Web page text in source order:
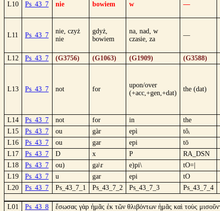
L10 Ps_43_7 nie bowiem w —
L11 Ps_43_7
nie, czyż
nie
gdyż,
bowiem
na, nad, w
czasie, za
—
L12 Ps_43_7 (G3756) (G1063) (G1909) (G3588)
L13 Ps_43_7 not for
upon/over
(+acc,+gen,+dat)
the (dat)
L14 Ps_43_7 not for in
the
L15
Ps_43_7 ou gàr epì
tôᵢ
L16
Ps_43_7 ou gar epi
tō
L17
Ps_43_7 D x P
RA_DSN
L18
Ps_43_7 ou) ga\r e)pi\
tO=|
L19
Ps_43_7 u gar epi
tO
L20
Ps_43_7 Ps_43_7_1 Ps_43_7_2 Ps_43_7_3 Ps_43_7_4
L01 Ps_43_8 ἔσωσας γὰρ ἡμᾶς ἐκ τῶν θλιβόντων ἡμᾶς καὶ τοὺς